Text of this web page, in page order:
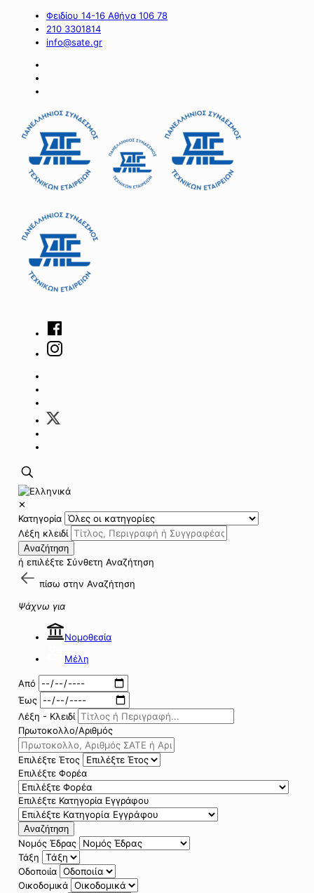
Φειδίου 14-16 Αθήνα 106 78
210 3301814
info@sate.gr
✕
Κατηγορία
Λέξη κλειδί
Αναζήτηση
ή επιλέξτε Σύνθετη Αναζήτηση
πίσω στην Αναζήτηση
Ψάχνω για
Νομοθεσία
Μέλη
Από
Έως
Λέξη - Κλειδί
Πρωτοκολλο/Αριθμός
Επιλέξτε Έτος
Επιλέξτε Φορέα
Επιλέξτε Κατηγορία Εγγράφου
Αναζήτηση
Νομός Έδρας
Τάξη
Οδοποιία
Οικοδομικά